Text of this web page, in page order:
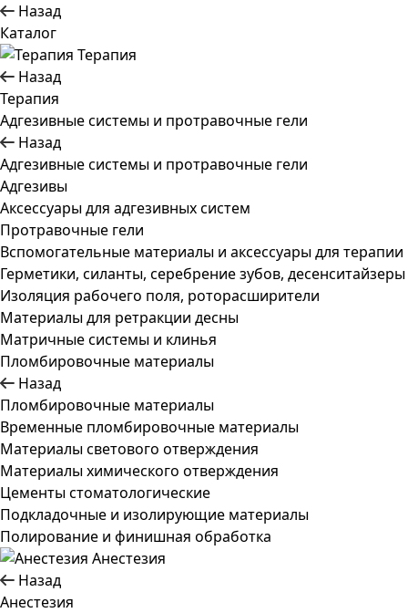
Назад
Каталог
Терапия
Назад
Терапия
Адгезивные системы и протравочные гели
Назад
Адгезивные системы и протравочные гели
Адгезивы
Аксессуары для адгезивных систем
Протравочные гели
Вспомогательные материалы и аксессуары для терапии
Герметики, силанты, серебрение зубов, десенситайзеры
Изоляция рабочего поля, роторасширители
Материалы для ретракции десны
Матричные системы и клинья
Пломбировочные материалы
Назад
Пломбировочные материалы
Временные пломбировочные материалы
Материалы светового отверждения
Материалы химического отверждения
Цементы стоматологические
Подкладочные и изолирующие материалы
Полирование и финишная обработка
Анестезия
Назад
Анестезия